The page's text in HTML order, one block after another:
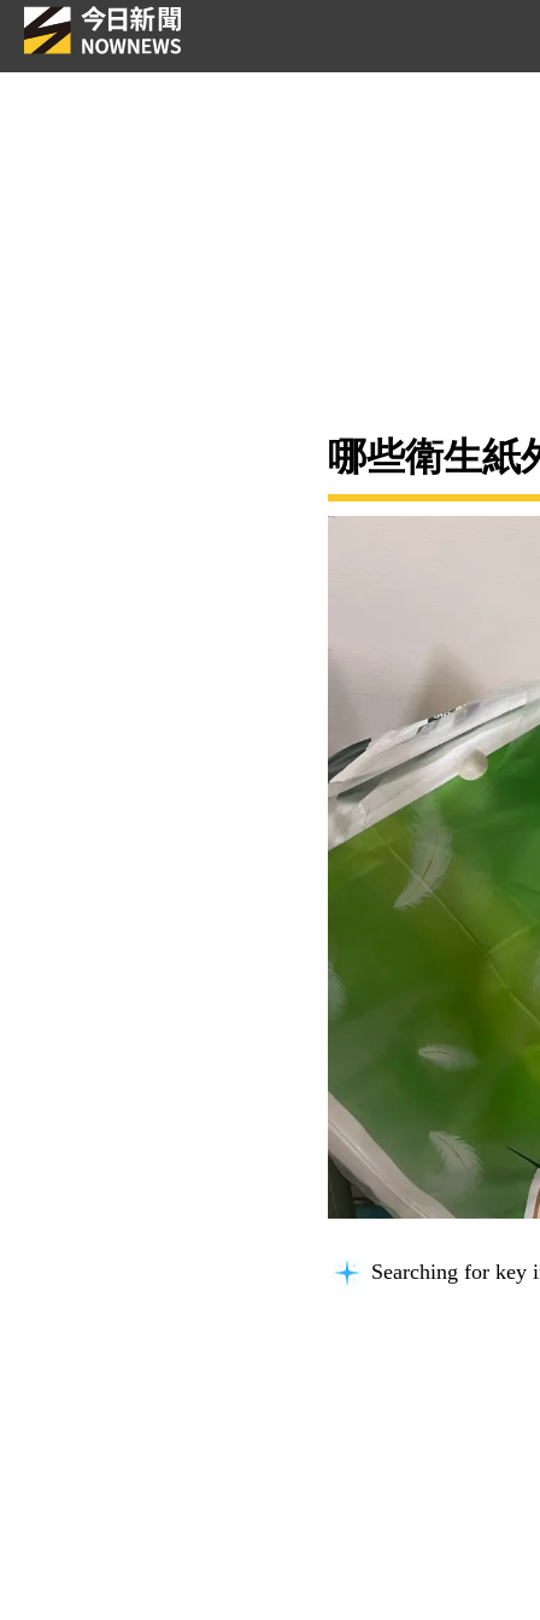
哪些衛生紙
Searching for key